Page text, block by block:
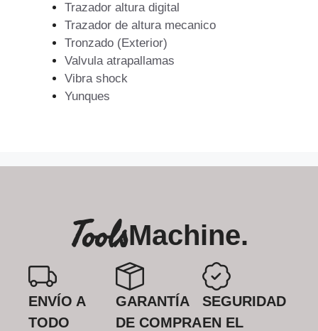
Trazador altura digital
Trazador de altura mecanico
Tronzado (Exterior)
Valvula atrapallamas
Vibra shock
Yunques
ToolsMachine.
ENVÍO A
TODO
GARANTÍA
DE COMPRA
SEGURIDAD
EN EL